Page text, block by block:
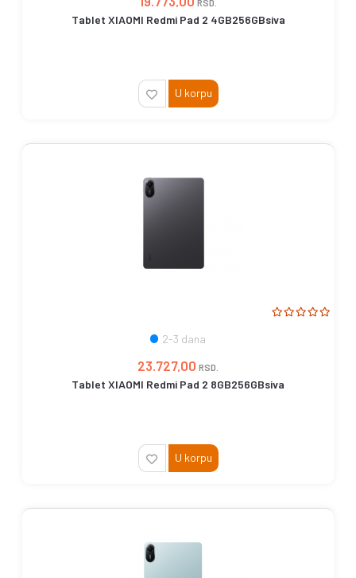
RSD.
Tablet XIAOMI Redmi Pad 2 4GB256GBsiva
U korpu
2-3 dana
23.727,00 RSD.
Tablet XIAOMI Redmi Pad 2 8GB256GBsiva
U korpu